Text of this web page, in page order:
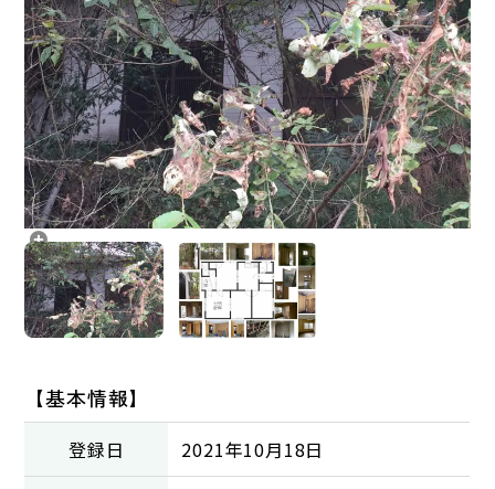
【基本情報】
登録日 2021年10月18日